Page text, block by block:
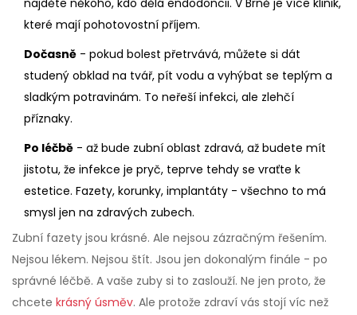
najděte někoho, kdo dělá endodoncii. V Brně je více klinik,
které mají pohotovostní příjem.
Dočasně - pokud bolest přetrvává, můžete si dát
studený obklad na tvář, pít vodu a vyhýbat se teplým a
sladkým potravinám. To neřeší infekci, ale zlehčí
příznaky.
Po léčbě - až bude zubní oblast zdravá, až budete mít
jistotu, že infekce je pryč, teprve tehdy se vraťte k
estetice. Fazety, korunky, implantáty - všechno to má
smysl jen na zdravých zubech.
Zubní fazety jsou krásné. Ale nejsou zázračným řešením.
Nejsou lékem. Nejsou štít. Jsou jen dokonalým finále - po
správné léčbě. A vaše zuby si to zaslouží. Ne jen proto, že
chcete krásný úsměv. Ale protože zdraví vás stojí víc než